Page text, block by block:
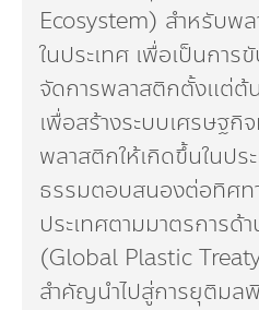
Ecosystem) สำหรับพ
ในประเทศ เพื่อเป็นการ
จัดการพลาสติกตั้งแต่ต้
เพื่อสร้างระบบเศรษฐกิ
พลาสติกให้เกิดขึ้นในปร
ธรรมตอบสนองต่อทิศท
ประเทศตามมาตรการ
(Global Plastic
สำคัญนำไปสู่การยุติมล